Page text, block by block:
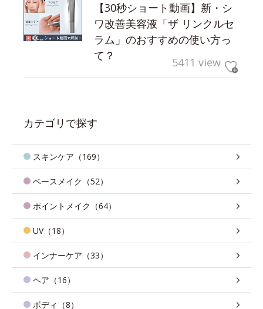
【30秒ショート動画】新・シ
ワ改善美容液「ザ リンクルセ
ラム」のおすすめの使い方っ
て？
5411 view
カテゴリで探す
スキンケア（169）
ベースメイク（52）
ポイントメイク（64）
UV（18）
インナーケア（33）
ヘア（16）
ボディ（8）